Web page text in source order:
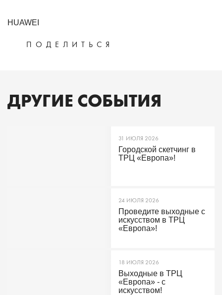
HUAWEI
ПОДЕЛИТЬСЯ
ДРУГИЕ СОБЫТИЯ
31 ИЮЛЯ 2026
Городской скетчинг в
ТРЦ «Европа»!
24 ИЮЛЯ 2026
Проведите выходные с
искусством в ТРЦ
«Европа»!
18 ИЮЛЯ 2026
Выходные в ТРЦ
«Европа» - с
искусством!